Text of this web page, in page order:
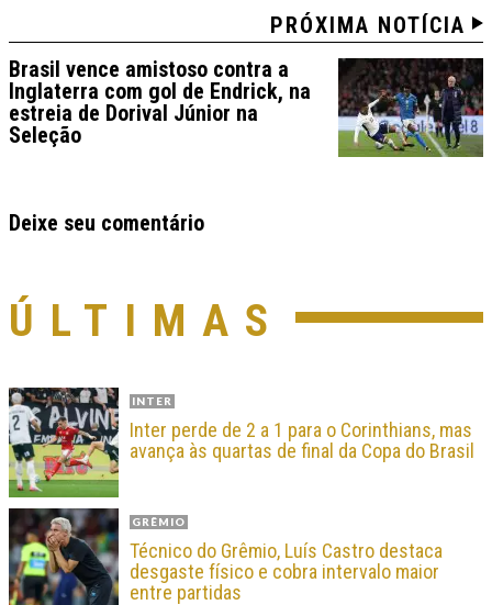
PRÓXIMA NOTÍCIA
Brasil vence amistoso contra a
Inglaterra com gol de Endrick, na
estreia de Dorival Júnior na
Seleção
Deixe seu comentário
ÚLTIMAS
INTER
Inter perde de 2 a 1 para o Corinthians, mas
avança às quartas de final da Copa do Brasil
GRÊMIO
Técnico do Grêmio, Luís Castro destaca
desgaste físico e cobra intervalo maior
entre partidas